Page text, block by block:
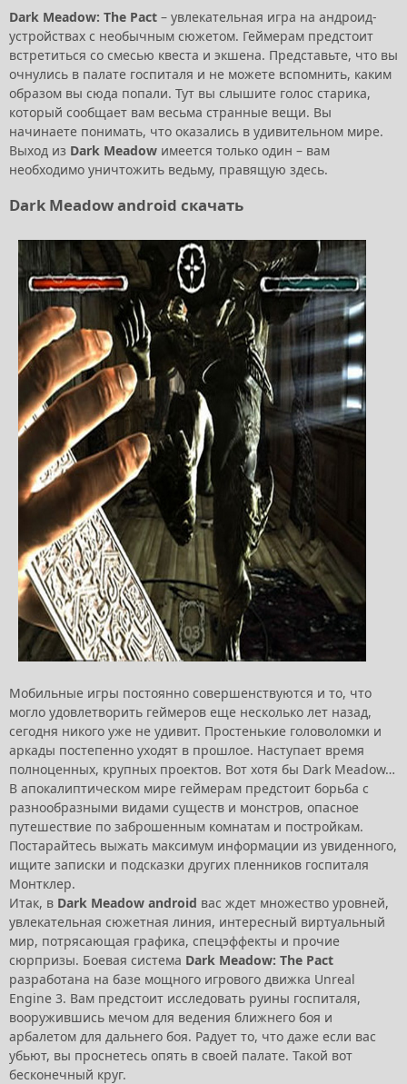
Dark Meadow: The Pact – увлекательная игра на андроид-
устройствах с необычным сюжетом. Геймерам предстоит
встретиться со смесью квеста и экшена. Представьте, что вы
очнулись в палате госпиталя и не можете вспомнить, каким
образом вы сюда попали. Тут вы слышите голос старика,
который сообщает вам весьма странные вещи. Вы
начинаете понимать, что оказались в удивительном мире.
Выход из Dark Meadow имеется только один – вам
необходимо уничтожить ведьму, правящую здесь.
Dark Meadow android скачать
Мобильные игры постоянно совершенствуются и то, что
могло удовлетворить геймеров еще несколько лет назад,
сегодня никого уже не удивит. Простенькие головоломки и
аркады постепенно уходят в прошлое. Наступает время
полноценных, крупных проектов. Вот хотя бы Dark Meadow…
В апокалиптическом мире геймерам предстоит борьба с
разнообразными видами существ и монстров, опасное
путешествие по заброшенным комнатам и постройкам.
Постарайтесь выжать максимум информации из увиденного,
ищите записки и подсказки других пленников госпиталя
Монтклер.
Итак, в Dark Meadow android вас ждет множество уровней,
увлекательная сюжетная линия, интересный виртуальный
мир, потрясающая графика, спецэффекты и прочие
сюрпризы. Боевая система Dark Meadow: The Pact
разработана на базе мощного игрового движка Unreal
Engine 3. Вам предстоит исследовать руины госпиталя,
вооружившись мечом для ведения ближнего боя и
арбалетом для дальнего боя. Радует то, что даже если вас
убьют, вы проснетесь опять в своей палате. Такой вот
бесконечный круг.